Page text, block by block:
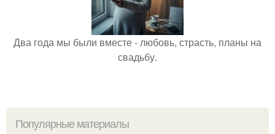
Два года мы были вместе - любовь, страсть, планы на
свадьбу.
Популярные материалы